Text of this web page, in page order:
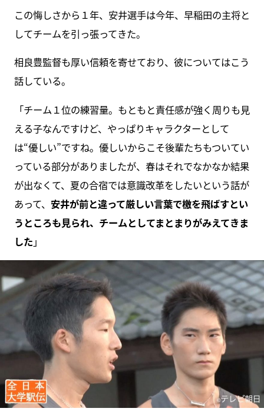
この悔しさから１年、安井選手は今年、早稲田の主将と
してチームを引っ張ってきた。
相良豊監督も厚い信頼を寄せており、彼についてはこう
話している。
「チーム１位の練習量。もともと責任感が強く周りも見
える子なんですけど、やっぱりキャラクターとして
は“優しい”ですね。優しいからこそ後輩たちもついてい
っている部分がありましたが、春はそれでなかなか結果
が出なくて、夏の合宿では意識改革をしたいという話が
あって、 安井が前と違って厳しい言葉で檄を飛ばすとい
うところも見られ、チームとしてまとまりがみえてきま
した 」